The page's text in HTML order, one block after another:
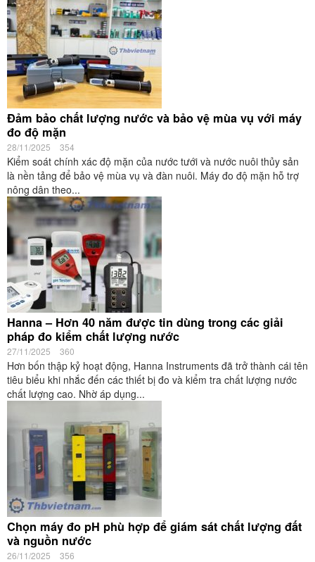
Đảm bảo chất lượng nước và bảo vệ mùa vụ với máy
đo độ mặn
28/11/2025 354
Kiểm soát chính xác độ mặn của nước tưới và nước nuôi thủy sản
là nền tảng để bảo vệ mùa vụ và đàn nuôi. Máy đo độ mặn hỗ trợ
nông dân theo...
Hanna – Hơn 40 năm được tin dùng trong các giải
pháp đo kiểm chất lượng nước
27/11/2025 360
Hơn bốn thập kỷ hoạt động, Hanna Instruments đã trở thành cái tên
tiêu biểu khi nhắc đến các thiết bị đo và kiểm tra chất lượng nước
chất lượng cao. Nhờ áp dụng...
Chọn máy đo pH phù hợp để giám sát chất lượng đất
và nguồn nước
26/11/2025 356